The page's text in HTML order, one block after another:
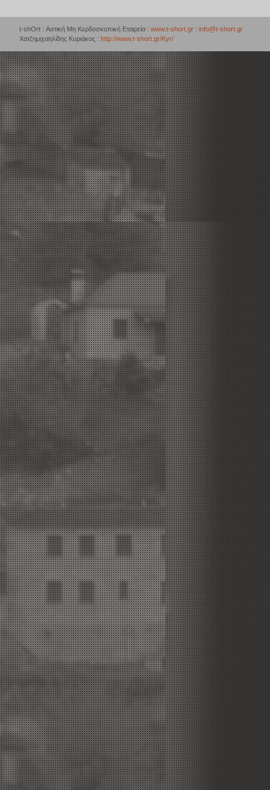
t-shOrt : Αστική Μη Κερδοσκοπική Εταιρεία : www.t-short.gr : info@t-short.gr
Χατζημιχαηλίδης Κυριάκος : http://www.t-short.gr/Kyr/